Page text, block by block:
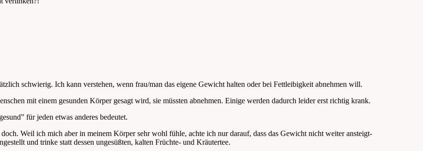
schwierig. Ich kann verstehen, wenn frau/man das eigene Gewicht halten oder bei Fettleibigkeit abnehmen will.
mit einem gesunden Körper gesagt wird, sie müssten abnehmen. Einige werden dadurch leider erst richtig krank.
für jeden etwas anderes bedeutet.
Weil ich mich aber in meinem Körper sehr wohl fühle, achte ich nur darauf, dass das Gewicht nicht weiter ansteigt-
und trinke statt dessen ungesüßten, kalten Früchte- und Kräutertee.